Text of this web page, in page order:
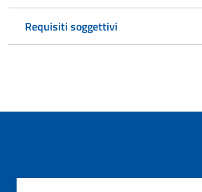
Requisiti soggettivi